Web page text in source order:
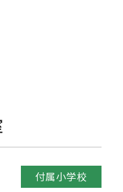
付属小学校